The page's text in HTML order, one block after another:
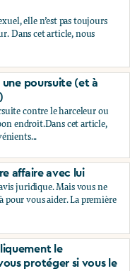
elle n’est pas toujours
Dans cet article, nous
au travail. Devriez-
poursuite (et à
contre le harceleur ou
endroit.Dans cet article,
poursuite (et à quoi
affaire avec lui
juridique. Mais vous ne
pour vous aider. La première
affaire avec lui
le
protéger si vous le